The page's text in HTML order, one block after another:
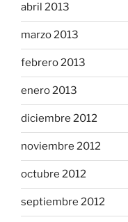
abril 2013
marzo 2013
febrero 2013
enero 2013
diciembre 2012
noviembre 2012
octubre 2012
septiembre 2012